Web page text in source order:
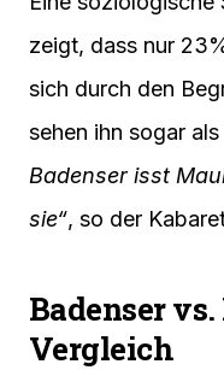
zeigt, dass nur
sich durch den
sehen ihn sogar
Badenser isst
sie“, so der
Badenser
Vergleich